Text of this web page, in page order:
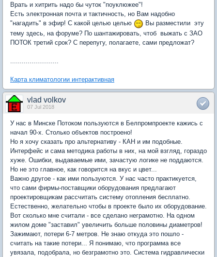
Врать и хитрить надо бы чуток "поуклюжее"!
Есть электронная почта и тактичность, но Вам надобно
"нагадить" в эфир! С какой целью целью
Вы разместили эту
тему здесь, на форуме? По шантажировать, чтоб выжать с ЗАО
ПОТОК третий срок? С перепугу, полагаете, сами предложат?
Карта климатологии интерактивная
vlad volkov
07 Jul 2018
У нас в Минске Потоком пользуются в Белпромпроекте кажись с
начал 90-х. Столько объектов построено!
Но я хочу сказать про альтернативу - КАН и им подобные.
Интерфейс и сама методика работы в них, на мой взгляд, гораздо
хуже. Ошибки, выдаваемые ими, зачастую логике не поддаются.
Но не это главное, как говорится на вкус и цвет...
Важно другое - как ими пользуются. У нас часто практикуется,
что сами фирмы-поставщики оборудования предлагают
проектировщикам рассчитать систему отопления бесплатно.
Естественно, желательно чтобы в проекте было их оборудование.
Вот сколько мне считали - все сделано неграмотно. На одном
жилом доме "заставил" увеличить больше половины диаметров!
Зажимают, потери 6-7 метров. Не знаю откуда это пошло -
считать на такие потери... Я понимаю, что программа все
увязала, подобрала, но безграмотно это. Система гидравлически